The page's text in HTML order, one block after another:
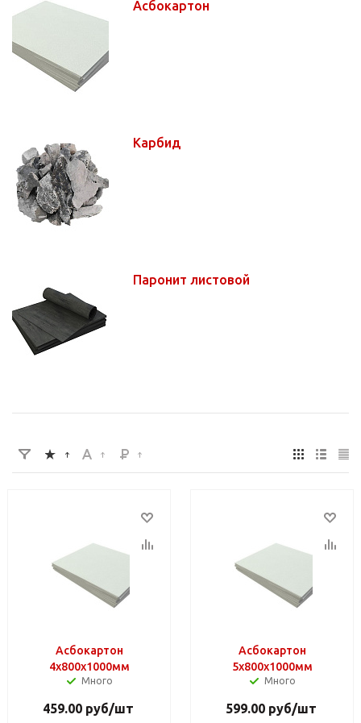
Асбокартон
Карбид
Паронит листовой
Асбокартон
4х800х1000мм
Много
459.00руб/шт
Асбокартон
5х800х1000мм
Много
599.00руб/шт